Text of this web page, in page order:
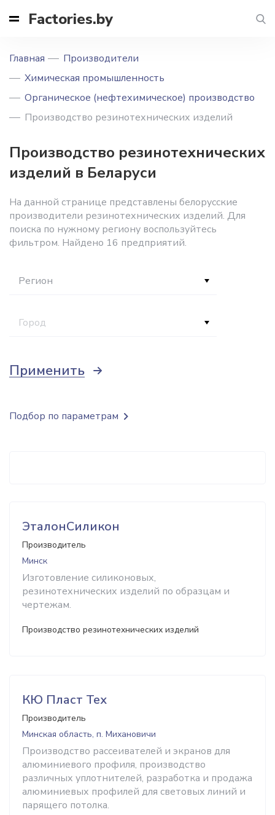
Factories.by
Главная
Производители
Химическая промышленность
Органическое (нефтехимическое) производство
Производство резинотехнических изделий
Производство резинотехнических
изделий в Беларуси
На данной странице представлены белорусские
производители резинотехнических изделий. Для
поиска по нужному региону воспользуйтесь
фильтром. Найдено 16 предприятий.
Регион
Город
Применить
ЭталонСиликон
Производитель
Минск
Изготовление силиконовых,
резинотехнических изделий по образцам и
чертежам.
Производство резинотехнических изделий
КЮ Пласт Тех
Производитель
Минская область, п. Михановичи
Производство рассеивателей и экранов для
алюминиевого профиля, производство
различных уплотнителей, разработка и продажа
алюминиевых профилей для световых линий и
парящего потолка.
Подбор по параметрам